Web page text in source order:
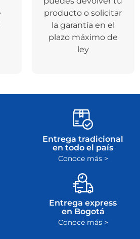
ley
Entrega tradicional
Conoce más >
Entrega express
Conoce más >